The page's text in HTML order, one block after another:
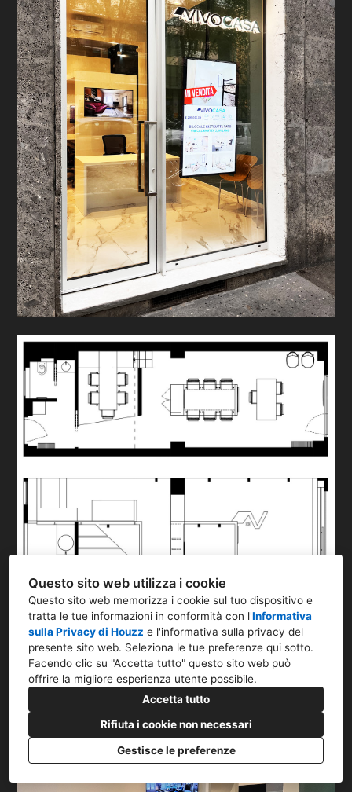
Questo sito web utilizza i cookie
Questo sito web memorizza i cookie sul tuo dispositivo e
tratta le tue informazioni in conformità con l'Informativa
sulla Privacy di Houzz e l'informativa sulla privacy del
presente sito web. Seleziona le tue preferenze qui sotto.
Facendo clic su "Accetta tutto" questo sito web può
offrire la migliore esperienza utente possibile.
Accetta tutto
Rifiuta i cookie non necessari
Gestisce le preferenze